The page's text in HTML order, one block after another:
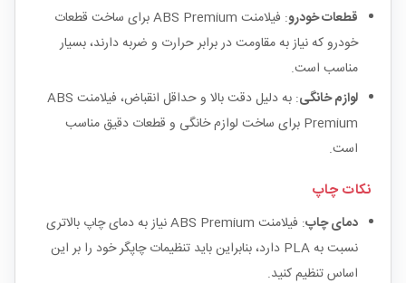
قطعات خودرو
: فیلامنت ABS Premium برای ساخت قطعات
خودرو که نیاز به مقاومت در برابر حرارت و ضربه دارند، بسیار
مناسب است.
لوازم خانگی
: به دلیل دقت بالا و حداقل انقباض، فیلامنت ABS
Premium برای ساخت لوازم خانگی و قطعات دقیق مناسب
است.
نکات چاپ
دمای چاپ
: فیلامنت ABS Premium نیاز به دمای چاپ بالاتری
نسبت به PLA دارد، بنابراین باید تنظیمات چاپگر خود را بر این
اساس تنظیم کنید.